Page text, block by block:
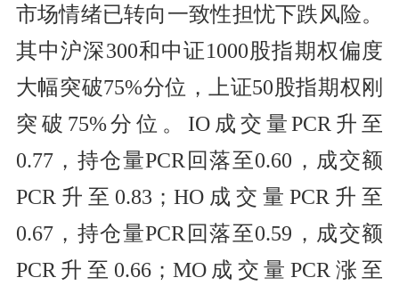
市场情绪已转向一致性担忧下跌风险。
其中沪深300和中证1000股指期权偏度
大幅突破75%分位，上证50股指期权刚
突破75%分位。IO成交量PCR升至
0.77，持仓量PCR回落至0.60，成交额
PCR升至0.83；HO成交量PCR升至
0.67，持仓量PCR回落至0.59，成交额
PCR升至0.66；MO成交量PCR涨至